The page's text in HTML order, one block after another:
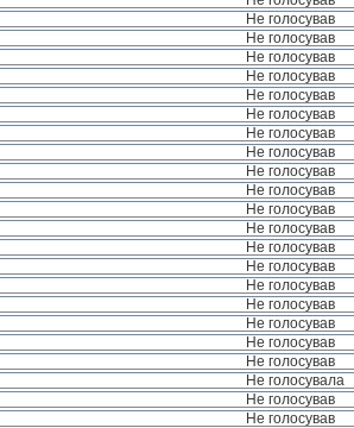
Не голосував
Не голосував
Не голосував
Не голосував
Не голосував
Не голосував
Не голосував
Не голосував
Не голосував
Не голосував
Не голосував
Не голосував
Не голосував
Не голосував
Не голосував
Не голосував
Не голосував
Не голосував
Не голосував
Не голосувала
Не голосував
Не голосував